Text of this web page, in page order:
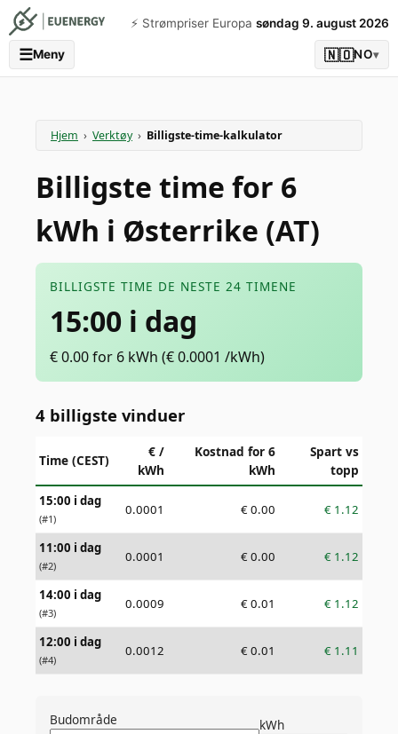
⚡️ Strømpriser Europa søndag 9. august 2026
☰Meny 🇳🇴NO▾
Hjem › Verktøy › Billigste-time-kalkulator
Billigste time for 6
kWh i Østerrike (AT)
BILLIGSTE TIME DE NESTE 24 TIMENE
15:00 i dag
€0.00for 6 kWh (€0.0001 /kWh)
4 billigste vinduer
Time (CEST)
€ /
kWh
Kostnad for 6
kWh
Spart vs
topp
15:00 i dag
(#1)
0.0001 €0.00 € 1.12
11:00 i dag
(#2)
0.0001 € 0.00 € 1.12
14:00 i dag
(#3)
0.0009 €0.01 € 1.12
12:00 i dag
(#4)
0.0012 € 0.01 € 1.11
Budområde kWh